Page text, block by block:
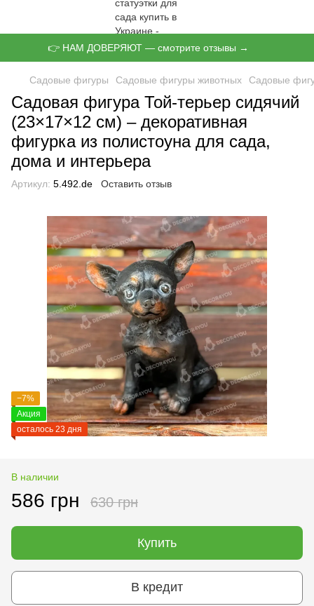
👉 НАМ ДОВЕРЯЮТ — смотрите отзывы →
Садовые фигуры Садовые фигуры животных Садовые
Садовая фигура Той-терьер сидячий
(23×17×12 см) – декоративная
фигурка из полистоуна для сада,
дома и интерьера
Артикул: 5.492.de Оставить отзыв
−7%
Акция
осталось 23 дня
В наличии
586 грн 630 грн
Купить
В кредит